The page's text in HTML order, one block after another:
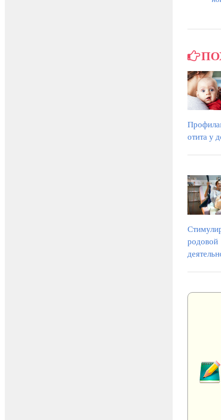
отита у
родовой